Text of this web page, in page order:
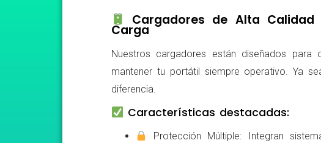
Cargadores de Alta
Carga
Nuestros cargadores están diseñados
mantener tu portátil siempre operativo. Ya
diferencia.
Características destacadas:
Protección Múltiple: Integran